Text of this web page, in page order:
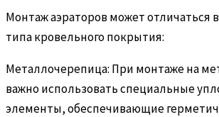
Монтаж аэраторов может отличаться
типа кровельного покрытия:
Металлочерепица: При монтаже на
важно использовать специальные
элементы, обеспечивающие